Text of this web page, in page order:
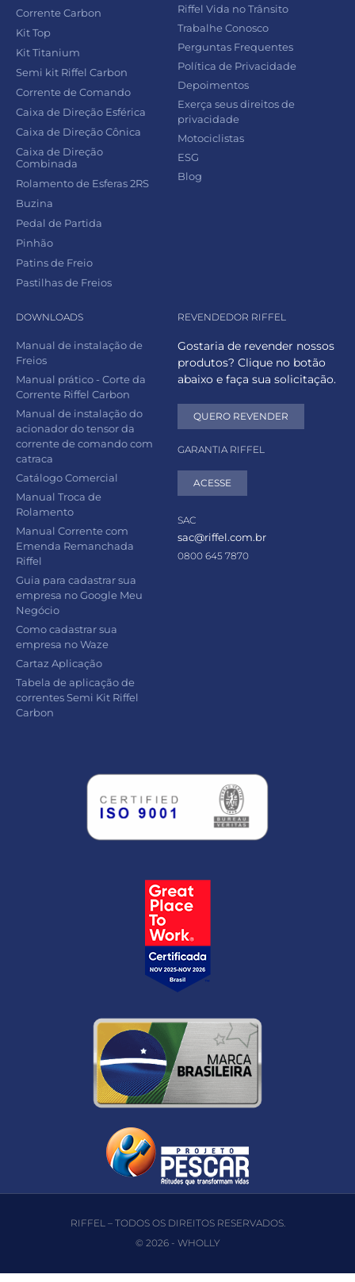
Corrente Carbon
Kit Top
Kit Titanium
Semi kit Riffel Carbon
Corrente de Comando
Caixa de Direção Esférica
Caixa de Direção Cônica
Caixa de Direção
Combinada
Rolamento de Esferas 2RS
Buzina
Pedal de Partida
Pinhão
Patins de Freio
Pastilhas de Freios
Riffel Vida no Trânsito
Trabalhe Conosco
Perguntas Frequentes
Política de Privacidade
Depoimentos
Exerça seus direitos de
privacidade
Motociclistas
ESG
Blog
DOWNLOADS
Manual de instalação de
Freios
Manual prático - Corte da
Corrente Riffel Carbon
Manual de instalação do
acionador do tensor da
corrente de comando com
catraca
Catálogo Comercial
Manual Troca de
Rolamento
Manual Corrente com
Emenda Remanchada
Riffel
Guia para cadastrar sua
empresa no Google Meu
Negócio
Como cadastrar sua
empresa no Waze
Cartaz Aplicação
Tabela de aplicação de
correntes Semi Kit Riffel
Carbon
REVENDEDOR RIFFEL
Gostaria de revender nossos
produtos? Clique no botão
abaixo e faça sua solicitação.
QUERO REVENDER
GARANTIA RIFFEL
ACESSE
SAC
sac@riffel.com.br
0800 645 7870
RIFFEL – TODOS OS DIREITOS RESERVADOS.
© 2026 - WHOLLY